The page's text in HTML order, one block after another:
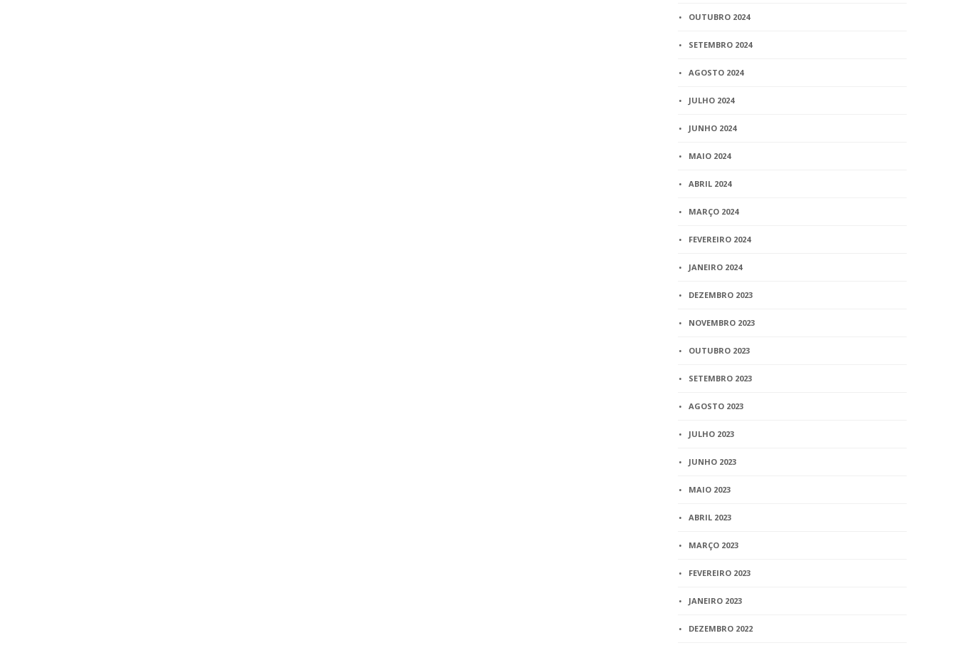
OUTUBRO 2024
SETEMBRO 2024
AGOSTO 2024
JULHO 2024
JUNHO 2024
MAIO 2024
ABRIL 2024
MARÇO 2024
FEVEREIRO 2024
JANEIRO 2024
DEZEMBRO 2023
NOVEMBRO 2023
OUTUBRO 2023
SETEMBRO 2023
AGOSTO 2023
JULHO 2023
JUNHO 2023
MAIO 2023
ABRIL 2023
MARÇO 2023
FEVEREIRO 2023
JANEIRO 2023
DEZEMBRO 2022